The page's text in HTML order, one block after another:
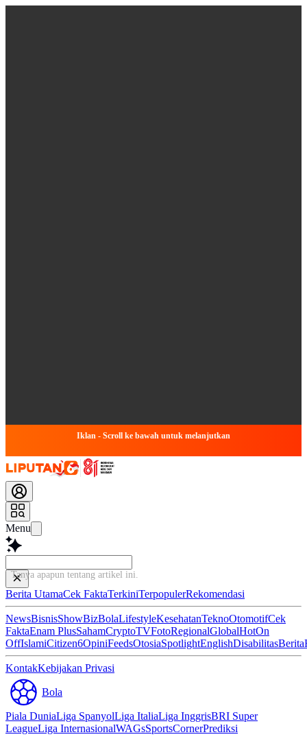
Iklan - Scroll ke bawah untuk melanjutkan
Menu
Tanya apapun tentang artikel in
Berita UtamaCek FaktaTerkiniTerpopulerRekomendasi
NewsBisnisShowBizBolaLifestyleKesehatanTeknoOtomotifCek
FaktaEnam PlusSahamCryptoTVFotoRegionalGlobalHotOn
OffIslamiCitizen6OpiniFeedsOtosiaSpotlightEnglishDisabilitasBerita
KontakKebijakan Privasi
Bola
Piala DuniaLiga SpanyolLiga ItaliaLiga InggrisBRI Super
LeagueLiga InternasionalWAGsSportsCornerPrediksi